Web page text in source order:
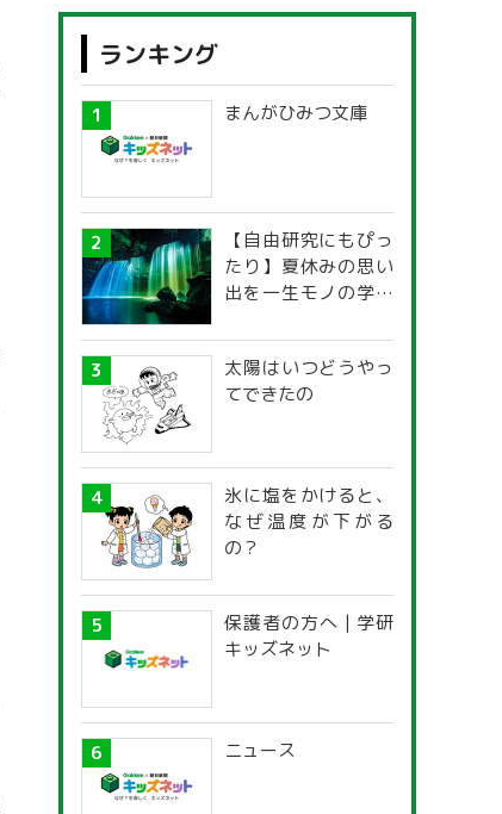
ランキング
まんがひみつ文庫
【自由研究にもぴっ
たり】夏休みの思い
出を一生モノの学び
探究ガイド
太陽はいつどうやっ
てできたの
氷に塩をかけると、
なぜ温度が下がる
の？
保護者の方へ | 学研
キッズネット
ニュース